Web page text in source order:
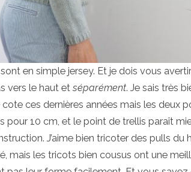
en simple jersey. Et je dois vous
vers le haut et séparément. Je sais très
ces dernières années mais les deux
pour 10 cm, et le point de trellis paraît
J’aime bien tricoter des pulls du
mais les tricots bien cousus ont une